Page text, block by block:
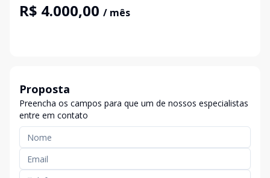
R$ 4.000,00 / mês
Proposta
Preencha os campos para que um de nossos especialistas
entre em contato